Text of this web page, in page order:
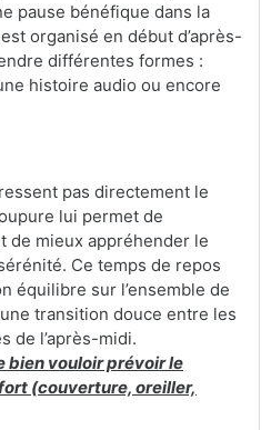
pause bénéfique dans la
organisé en début d’après-
différentes formes :
histoire audio ou encore
pas directement le
lui permet de
de mieux appréhender le
Ce temps de repos
équilibre sur l’ensemble de
transition douce entre les
de l’après-midi.
bien vouloir prévoir le
(couverture, oreiller,